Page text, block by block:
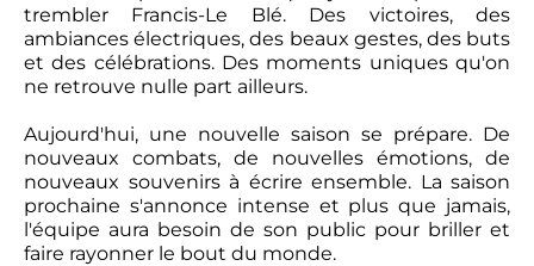
trembler Francis-Le Blé. Des victoires, des
ambiances électriques, des beaux gestes, des buts
et des célébrations. Des moments uniques qu'on
ne retrouve nulle part ailleurs.
Aujourd'hui, une nouvelle saison se prépare. De
nouveaux combats, de nouvelles émotions, de
nouveaux souvenirs à écrire ensemble. La saison
prochaine s'annonce intense et plus que jamais,
l'équipe aura besoin de son public pour briller et
faire rayonner le bout du monde.